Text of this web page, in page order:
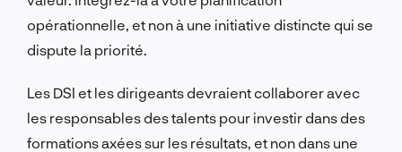
opérationnelle, et non à une initiative distincte qui se
dispute la priorité.
Les DSI et les dirigeants devraient collaborer avec
les responsables des talents pour investir dans des
formations axées sur les résultats, et non dans une